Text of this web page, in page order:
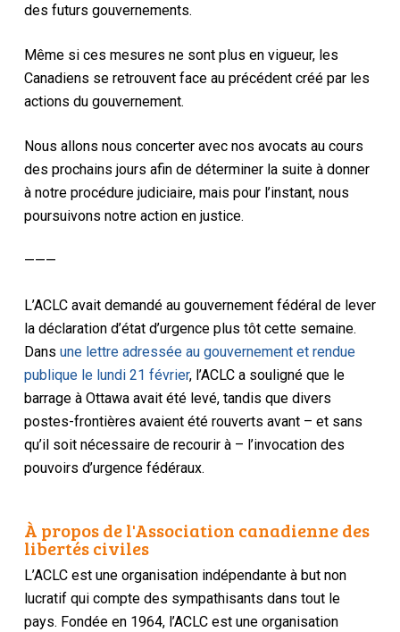
des futurs gouvernements.
Même si ces mesures ne sont plus en vigueur, les
Canadiens se retrouvent face au précédent créé par les
actions du gouvernement.
Nous allons nous concerter avec nos avocats au cours
des prochains jours afin de déterminer la suite à donner
à notre procédure judiciaire, mais pour l’instant, nous
poursuivons notre action en justice.
———
L’ACLC avait demandé au gouvernement fédéral de lever
la déclaration d’état d’urgence plus tôt cette semaine.
Dans une lettre adressée au gouvernement et rendue
publique le lundi 21 février, l’ACLC a souligné que le
barrage à Ottawa avait été levé, tandis que divers
postes-frontières avaient été rouverts avant – et sans
qu’il soit nécessaire de recourir à – l’invocation des
pouvoirs d’urgence fédéraux.
À propos de l'Association canadienne des
libertés civiles
L’ACLC est une organisation indépendante à but non
lucratif qui compte des sympathisants dans tout le
pays. Fondée en 1964, l’ACLC est une organisation